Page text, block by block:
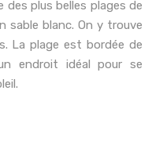
des plus belles plages de
sable blanc. On y trouve
La plage est bordée de
endroit idéal pour se